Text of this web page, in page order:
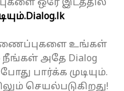
ஒரே இடத்தில்
Dialog.lk
உங்கள்
நீங்கள் அதே Dialog
பார்க்க முடியும்.
செயல்படுகிறது!